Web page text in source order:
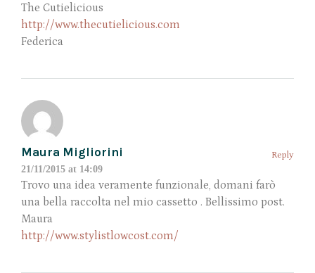
The Cutielicious
http://www.thecutielicious.com
Federica
Maura Migliorini
21/11/2015 at 14:09
Reply
Trovo una idea veramente funzionale, domani farò
una bella raccolta nel mio cassetto . Bellissimo post.
Maura
http://www.stylistlowcost.com/